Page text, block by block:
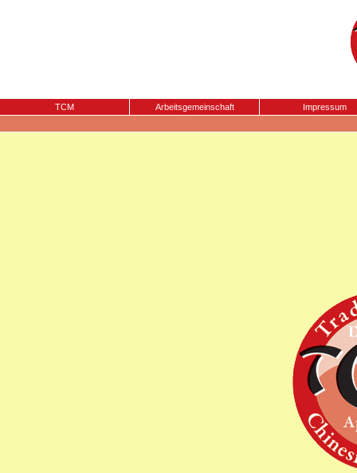
TCM Arbeitsgemeinschaft Impressum